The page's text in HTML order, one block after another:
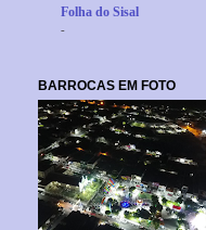
Folha do Sisal
-
BARROCAS EM FOTO